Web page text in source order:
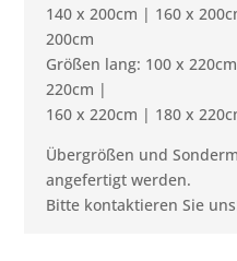
140 x 200cm | 160 x
200cm
Größen lang: 100 x
220cm |
160 x 220cm | 180 x
Übergrößen und
angefertigt werden.
Bitte kontaktieren Sie